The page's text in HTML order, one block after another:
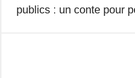
publics : un conte pour